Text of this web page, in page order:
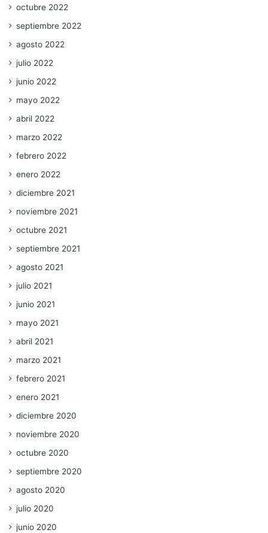
octubre 2022
septiembre 2022
agosto 2022
julio 2022
junio 2022
mayo 2022
abril 2022
marzo 2022
febrero 2022
enero 2022
diciembre 2021
noviembre 2021
octubre 2021
septiembre 2021
agosto 2021
julio 2021
junio 2021
mayo 2021
abril 2021
marzo 2021
febrero 2021
enero 2021
diciembre 2020
noviembre 2020
octubre 2020
septiembre 2020
agosto 2020
julio 2020
junio 2020